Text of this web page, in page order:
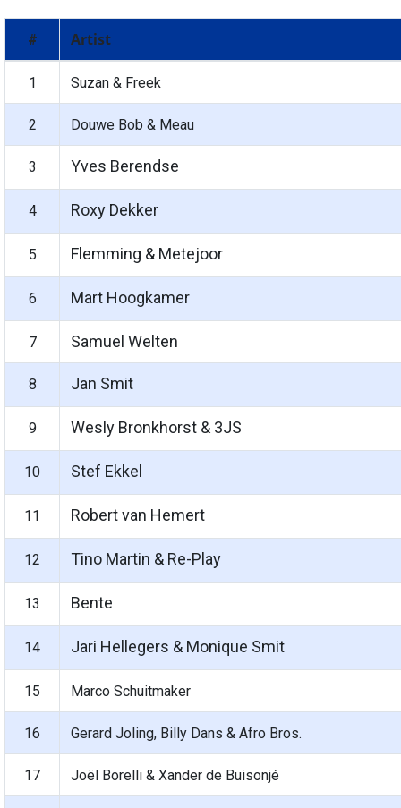
# Artist
1 Suzan & Freek
2 Douwe Bob & Meau
3 Yves Berendse
4 Roxy Dekker
5 Flemming & Metejoor
6 Mart Hoogkamer
7 Samuel Welten
8 Jan Smit
9 Wesly Bronkhorst & 3JS
10 Stef Ekkel
11 Robert van Hemert
12 Tino Martin & Re-Play
13 Bente
14 Jari Hellegers & Monique Smit
15 Marco Schuitmaker
16 Gerard Joling, Billy Dans & Afro Bros.
17 Joël Borelli & Xander de Buisonjé